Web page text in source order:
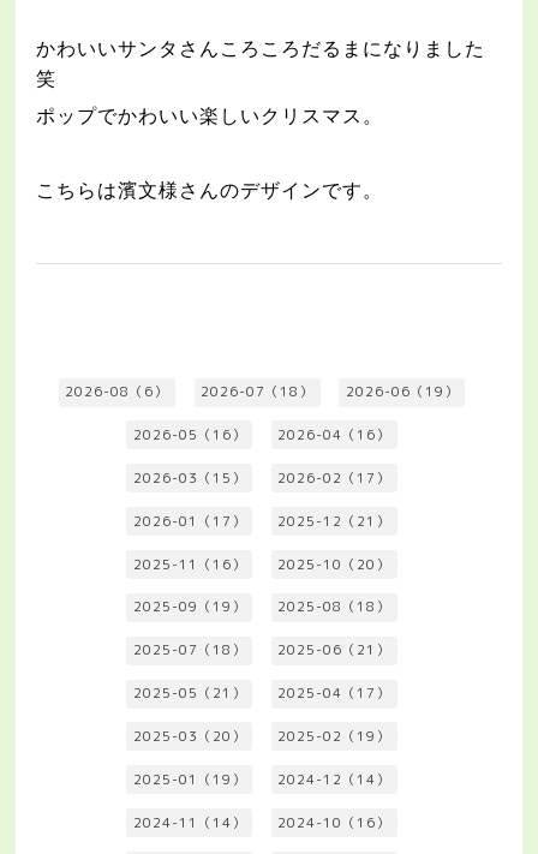
かわいいサンタさんころころだるまになりました
笑
ポップでかわいい楽しいクリスマス。
こちらは濱文様さんのデザインです。
2026-08（6） 2026-07（18） 2026-06（19）
2026-05（16） 2026-04（16）
2026-03（15） 2026-02（17）
2026-01（17） 2025-12（21）
2025-11（16） 2025-10（20）
2025-09（19） 2025-08（18）
2025-07（18） 2025-06（21）
2025-05（21） 2025-04（17）
2025-03（20） 2025-02（19）
2025-01（19） 2024-12（14）
2024-11（14） 2024-10（16）